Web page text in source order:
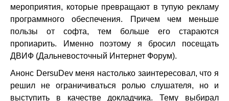
мероприятия, которые превращают в тупую рекламу
программного обеспечения. Причем чем меньше
пользы от софта, тем больше его стараются
пропиарить. Именно поэтому я бросил посещать
ДВИФ (Дальневосточный Интернет Форум).
Анонс DersuDev меня настолько заинтересовал, что я
решил не ограничиваться ролью слушателя, но и
выступить в качестве докладчика. Тему выбирал